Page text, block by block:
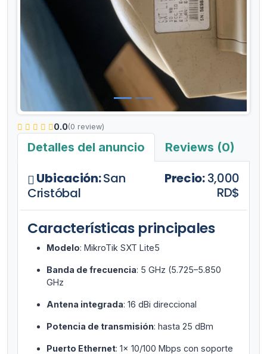
0.0(0 review)
Detalles del anuncio Reviews (0)
Ubicación:San
Cristóbal
Precio:3,000
RD$
Características principales
Modelo: MikroTik SXT Lite5
Banda de frecuencia: 5 GHz (5.725–5.850
GHz
Antena integrada: 16 dBi direccional
Potencia de transmisión: hasta 25 dBm
Puerto Ethernet: 1x 10/100 Mbps con soporte